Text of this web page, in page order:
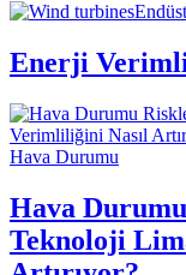
Enerji
Hava Durumu
Hava
Teknoloji